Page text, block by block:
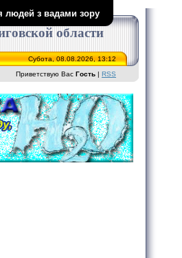
людей з вадами зору
области
Субота, 08.08.2026, 13:12
Приветствую Вас Гость | RSS